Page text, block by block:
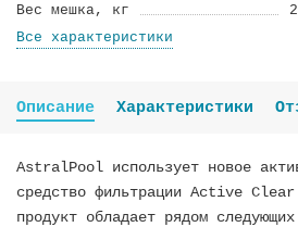
Вес мешка, кг
Все характеристики
Описание Характеристики
AstralPool использует новое
средство фильтрации Active
продукт обладает рядом